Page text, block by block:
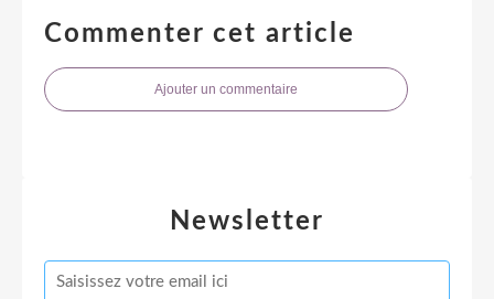
Commenter cet article
Ajouter un commentaire
Newsletter